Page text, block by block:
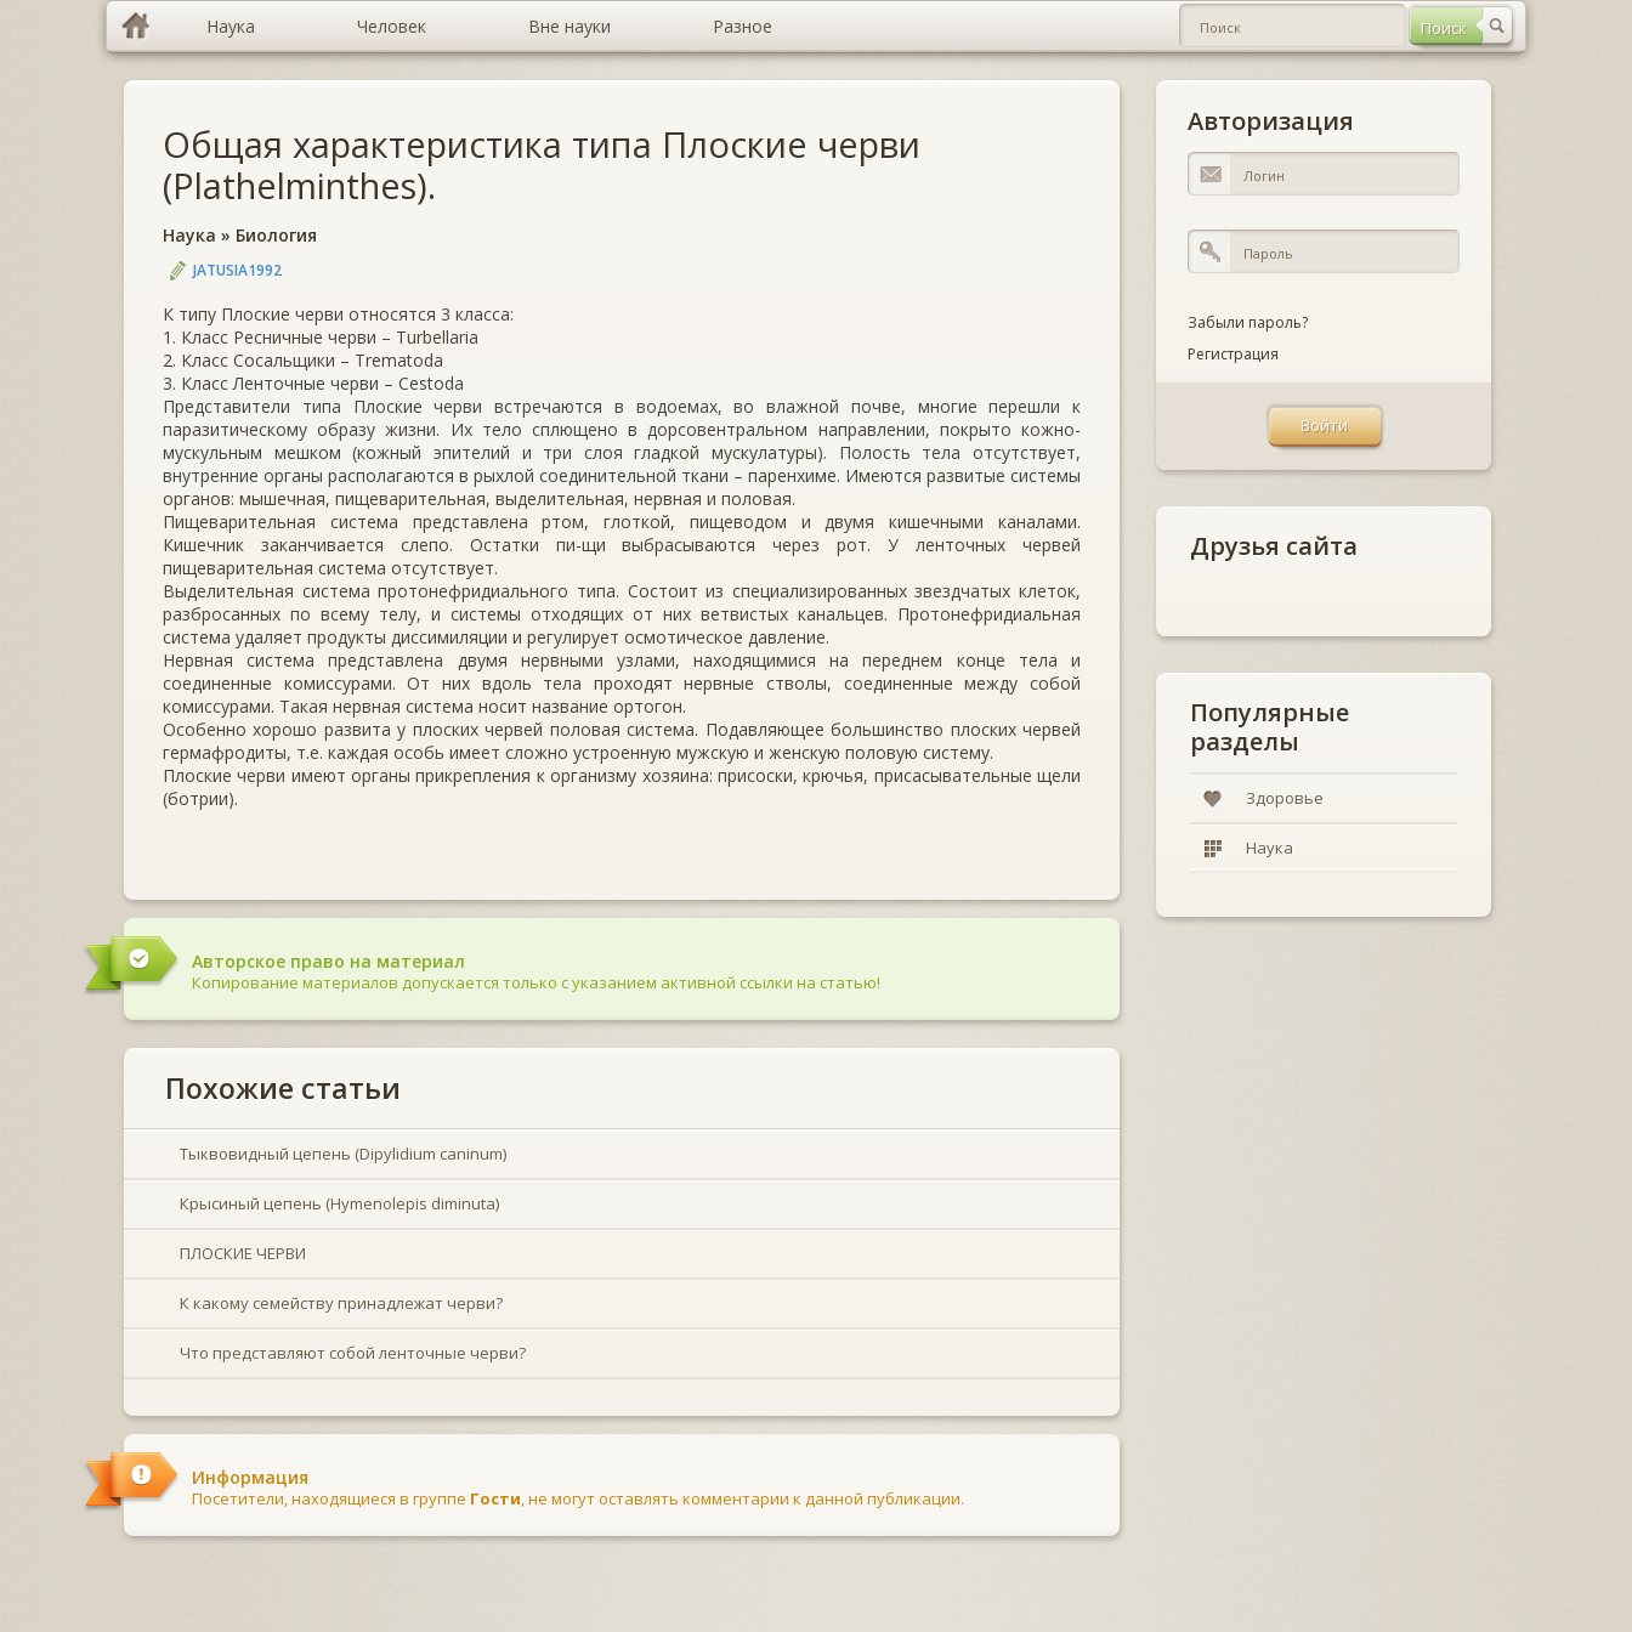
Наука Человек Вне науки Разное
Общая характеристика типа Плоские черви
(Plathelminthes).
Наука » Биология
JATUSIA1992
К типу Плоские черви относятся 3 класса:
1. Класс Ресничные черви – Turbellaria
2. Класс Сосальщики – Trematoda
3. Класс Ленточные черви – Cestoda
Представители типа Плоские черви встречаются в водоемах, во влажной почве, многие перешли к
паразитическому образу жизни. Их тело сплющено в дорсовентральном направлении, покрыто кожно-
мускульным мешком (кожный эпителий и три слоя гладкой мускулатуры). Полость тела отсутствует,
внутренние органы располагаются в рыхлой соединительной ткани – паренхиме. Имеются развитые системы
органов: мышечная, пищеварительная, выделительная, нервная и половая.
Пищеварительная система представлена ртом, глоткой, пищеводом и двумя кишечными каналами.
Кишечник заканчивается слепо. Остатки пи-щи выбрасываются через рот. У ленточных червей
пищеварительная система отсутствует.
Выделительная система протонефридиального типа. Состоит из специализированных звездчатых клеток,
разбросанных по всему телу, и системы отходящих от них ветвистых канальцев. Протонефридиальная
система удаляет продукты диссимиляции и регулирует осмотическое давление.
Нервная система представлена двумя нервными узлами, находящимися на переднем конце тела и
соединенные комиссурами. От них вдоль тела проходят нервные стволы, соединенные между собой
комиссурами. Такая нервная система носит название ортогон.
Особенно хорошо развита у плоских червей половая система. Подавляющее большинство плоских червей
гермафродиты, т.е. каждая особь имеет сложно устроенную мужскую и женскую половую систему.
Плоские черви имеют органы прикрепления к организму хозяина: присоски, крючья, присасывательные щели
(ботрии).
Авторское право на материал
Копирование материалов допускается только с указанием активной ссылки на статью!
Похожие статьи
Тыквовидный цепень (Dipylidium caninum)
Крысиный цепень (Hymenolepis diminuta)
ПЛОСКИЕ ЧЕРВИ
К какому семейству принадлежат черви?
Что представляют собой ленточные черви?
Информация
Посетители, находящиеся в группе Гости, не могут оставлять комментарии к данной публикации.
Авторизация
Забыли пароль?
Регистрация
Друзья сайта
Популярные
разделы
Здоровье
Наука